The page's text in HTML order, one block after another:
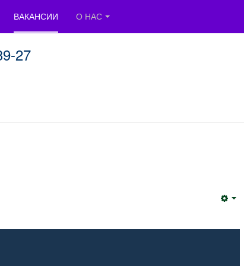
ВАКАНСИИ О НАС
27